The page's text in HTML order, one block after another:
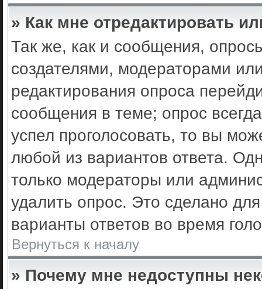
» Как мне отредактировать
Так же, как и сообщения,
создателями, модераторами
редактирования опроса
сообщения в теме; опрос
успел проголосовать, то вы
любой из вариантов ответа.
только модераторы или
удалить опрос. Это сделано
варианты ответов во время
Вернуться к началу
» Почему мне недоступны